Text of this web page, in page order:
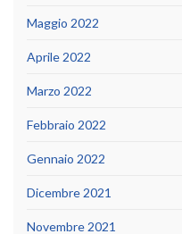
Maggio 2022
Aprile 2022
Marzo 2022
Febbraio 2022
Gennaio 2022
Dicembre 2021
Novembre 2021